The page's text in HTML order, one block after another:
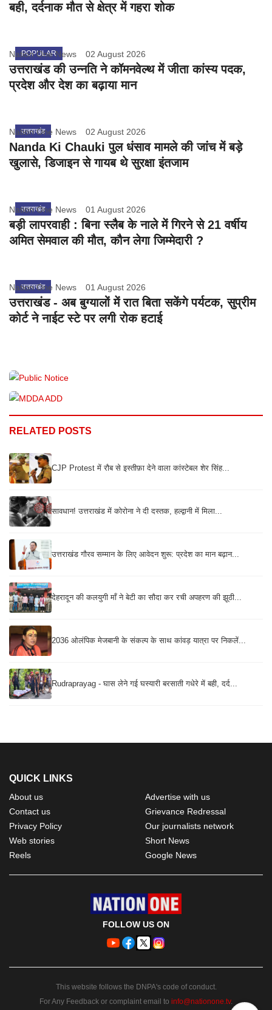
बही, दर्दनाक मौत से क्षेत्र में गहरा शोक
POPULAR
Nation One News 02 August 2026
उत्तराखंड की उन्नति ने कॉमनवेल्थ में जीता कांस्य पदक,
प्रदेश और देश का बढ़ाया मान
उत्तराखंड
Nation One News 02 August 2026
Nanda Ki Chauki पुल धंसाव मामले की जांच में बड़े
खुलासे, डिजाइन से गायब थे सुरक्षा इंतजाम
उत्तराखंड
Nation One News 01 August 2026
बड़ी लापरवाही : बिना स्लैब के नाले में गिरने से 21 वर्षीय
अमित सेमवाल की मौत, कौन लेगा जिम्मेदारी ?
उत्तराखंड
Nation One News 01 August 2026
उत्तराखंड - अब बुग्यालों में रात बिता सकेंगे पर्यटक, सुप्रीम
कोर्ट ने नाईट स्टे पर लगी रोक हटाई
RELATED POSTS
CJP Protest में रौब से इस्तीफ़ा देने वाला कांस्टेबल शेर सिंह...
सावधान! उत्तराखंड में कोरोना ने दी दस्तक, हल्द्वानी में मिला...
उत्तराखंड गौरव सम्मान के लिए आवेदन शुरू: प्रदेश का मान बढ़ान...
देहरादून की कलयुगी माँ ने बेटी का सौदा कर रची अपहरण की झूठी...
2036 ओलंपिक मेजबानी के संकल्प के साथ कांवड़ यात्रा पर निकलें...
Rudraprayag - घास लेने गई घस्यारी बरसाती गधेरे में बही, दर्द...
QUICK LINKS
About us
Contact us
Privacy Policy
Advertise with us
Grievance Redressal
Our journalists network
Web stories
Reels
Short News
Google News
FOLLOW US ON
This website follows the DNPA's code of conduct.
For Any Feedback or complaint email to info@nationone.tv.